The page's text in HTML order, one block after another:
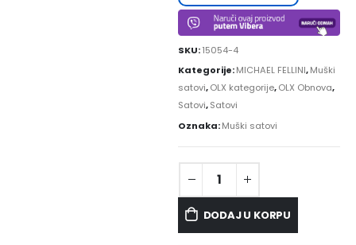
SKU:15054-4
Kategorije:MICHAEL FELLINI,Muški
satovi,OLX kategorije,OLX Obnova,
Satovi,Satovi
Oznaka:Muški satovi
DODAJ U KORPU